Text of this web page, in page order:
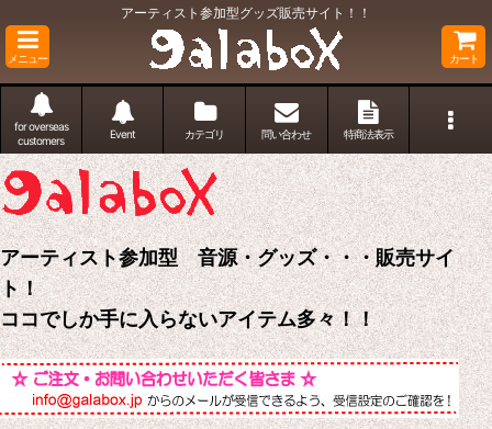
アーティスト参加型グッズ販売サイト！！
メニュー カート
for overseas
customers
Event カテゴリ 問い合わせ 特商法表示
アーティスト参加型 音源・グッズ・・・販売サイ
ト！
ココでしか手に入らないアイテム多々！！